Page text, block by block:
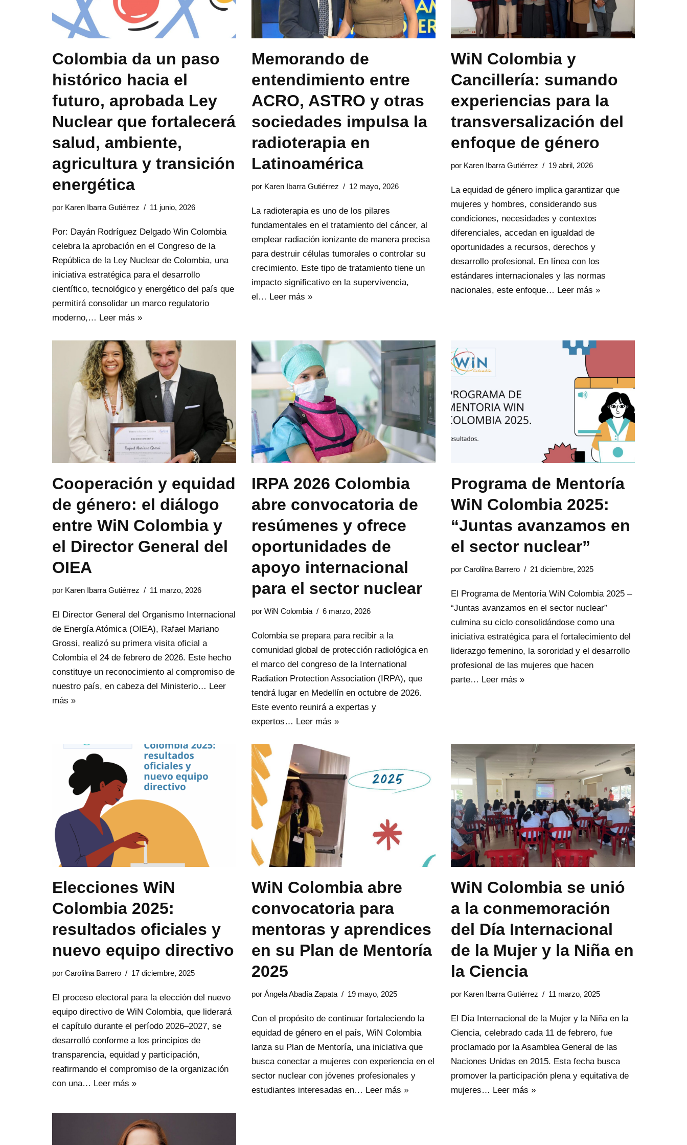
Colombia da un paso
histórico hacia el
futuro, aprobada Ley
Nuclear que fortalecerá
salud, ambiente,
agricultura y transición
energética
por Karen Ibarra Gutiérrez 11 junio, 2026
Por: Dayán Rodríguez Delgado Win Colombia
celebra la aprobación en el Congreso de la
República de la Ley Nuclear de Colombia, una
iniciativa estratégica para el desarrollo
científico, tecnológico y energético del país que
permitirá consolidar un marco regulatorio
moderno,… Leer más »
Memorando de
entendimiento entre
ACRO, ASTRO y otras
sociedades impulsa la
radioterapia en
Latinoamérica
por Karen Ibarra Gutiérrez 12 mayo, 2026
La radioterapia es uno de los pilares
fundamentales en el tratamiento del cáncer, al
emplear radiación ionizante de manera precisa
para destruir células tumorales o controlar su
crecimiento. Este tipo de tratamiento tiene un
impacto significativo en la supervivencia,
el… Leer más »
WiN Colombia y
Cancillería: sumando
experiencias para la
transversalización del
enfoque de género
por Karen Ibarra Gutiérrez 19 abril, 2026
La equidad de género implica garantizar que
mujeres y hombres, considerando sus
condiciones, necesidades y contextos
diferenciales, accedan en igualdad de
oportunidades a recursos, derechos y
desarrollo profesional. En línea con los
estándares internacionales y las normas
nacionales, este enfoque… Leer más »
Cooperación y equidad
de género: el diálogo
entre WiN Colombia y
el Director General del
OIEA
por Karen Ibarra Gutiérrez 11 marzo, 2026
El Director General del Organismo Internacional
de Energía Atómica (OIEA), Rafael Mariano
Grossi, realizó su primera visita oficial a
Colombia el 24 de febrero de 2026. Este hecho
constituye un reconocimiento al compromiso de
nuestro país, en cabeza del Ministerio… Leer
más »
IRPA 2026 Colombia
abre convocatoria de
resúmenes y ofrece
oportunidades de
apoyo internacional
para el sector nuclear
por WiN Colombia 6 marzo, 2026
Colombia se prepara para recibir a la
comunidad global de protección radiológica en
el marco del congreso de la International
Radiation Protection Association (IRPA), que
tendrá lugar en Medellín en octubre de 2026.
Este evento reunirá a expertas y
expertos… Leer más »
Programa de Mentoría
WiN Colombia 2025:
“Juntas avanzamos en
el sector nuclear”
por Carolilna Barrero 21 diciembre, 2025
El Programa de Mentoría WiN Colombia 2025 –
“Juntas avanzamos en el sector nuclear”
culmina su ciclo consolidándose como una
iniciativa estratégica para el fortalecimiento del
liderazgo femenino, la sororidad y el desarrollo
profesional de las mujeres que hacen
parte… Leer más »
Elecciones WiN
Colombia 2025:
resultados oficiales y
nuevo equipo directivo
por Carolilna Barrero 17 diciembre, 2025
El proceso electoral para la elección del nuevo
equipo directivo de WiN Colombia, que liderará
el capítulo durante el período 2026–2027, se
desarrolló conforme a los principios de
transparencia, equidad y participación,
reafirmando el compromiso de la organización
con una… Leer más »
WiN Colombia abre
convocatoria para
mentoras y aprendices
en su Plan de Mentoría
2025
por Ángela Abadía Zapata 19 mayo, 2025
Con el propósito de continuar fortaleciendo la
equidad de género en el país, WiN Colombia
lanza su Plan de Mentoría, una iniciativa que
busca conectar a mujeres con experiencia en el
sector nuclear con jóvenes profesionales y
estudiantes interesadas en… Leer más »
WiN Colombia se unió
a la conmemoración
del Día Internacional
de la Mujer y la Niña en
la Ciencia
por Karen Ibarra Gutiérrez 11 marzo, 2025
El Día Internacional de la Mujer y la Niña en la
Ciencia, celebrado cada 11 de febrero, fue
proclamado por la Asamblea General de las
Naciones Unidas en 2015. Esta fecha busca
promover la participación plena y equitativa de
mujeres… Leer más »